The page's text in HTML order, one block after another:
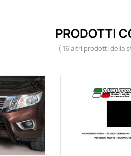
PRODOTTI
( 16 altri prodotti della